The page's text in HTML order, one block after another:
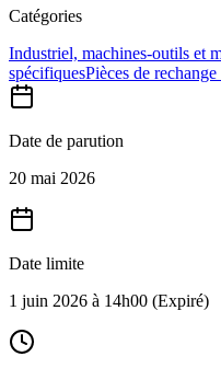
Catégories
Industriel, machines-outils et
spécifiquesPièces de
Date de parution
20 mai 2026
Date limite
1 juin 2026 à 14h00 (Expiré)